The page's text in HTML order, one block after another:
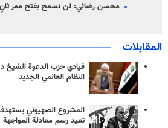
محسن رضائي: لن نسمح بفتح ممر
المقابلات
قيادي حزب الدعوة الشيخ
النظام العالمي الجديد
المشروع الصهيوني يستهدف
تعيد رسم معادلة المواجهة